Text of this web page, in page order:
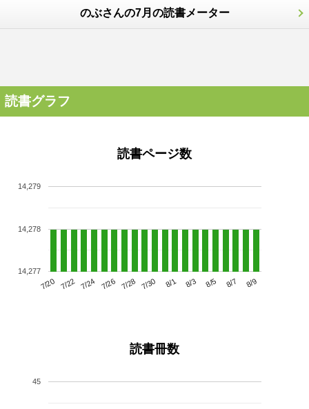
のぶさんの7月の読書メーター
読書グラフ
読書ページ数
7/20 7/22 7/24 7/26 7/28 7/30 8/1 8/3 8/5 8/7 8/9
14,277
14,278
14,279
読書冊数
45